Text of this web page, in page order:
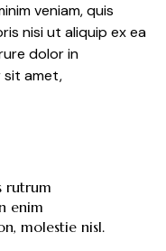
veniam, quis
nisi ut aliquip ex ea
dolor in
sit amet,
rutrum
enim
molestie nisl.